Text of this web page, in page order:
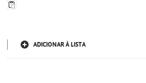
ADICIONAR À LISTA